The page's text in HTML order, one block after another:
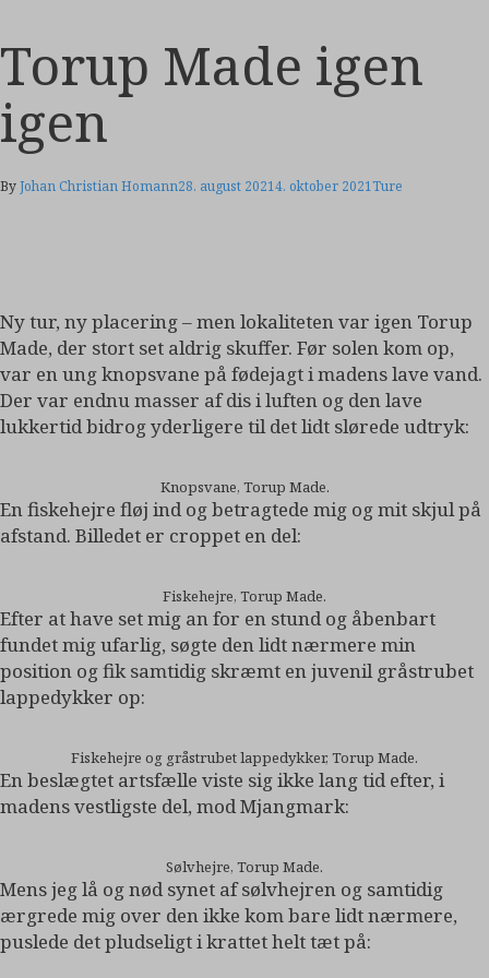
Torup Made igen
igen
ByJohan Christian Homann28. august 20214. oktober 2021Ture
Ny tur, ny placering – men lokaliteten var igen Torup
Made, der stort set aldrig skuffer. Før solen kom op,
var en ung knopsvane på fødejagt i madens lave vand.
Der var endnu masser af dis i luften og den lave
lukkertid bidrog yderligere til det lidt slørede udtryk:
Knopsvane, Torup Made.
En fiskehejre fløj ind og betragtede mig og mit skjul på
afstand. Billedet er croppet en del:
Fiskehejre, Torup Made.
Efter at have set mig an for en stund og åbenbart
fundet mig ufarlig, søgte den lidt nærmere min
position og fik samtidig skræmt en juvenil gråstrubet
lappedykker op:
Fiskehejre og gråstrubet lappedykker, Torup Made.
En beslægtet artsfælle viste sig ikke lang tid efter, i
madens vestligste del, mod Mjangmark:
Sølvhejre, Torup Made.
Mens jeg lå og nød synet af sølvhejren og samtidig
ærgrede mig over den ikke kom bare lidt nærmere,
puslede det pludseligt i krattet helt tæt på: